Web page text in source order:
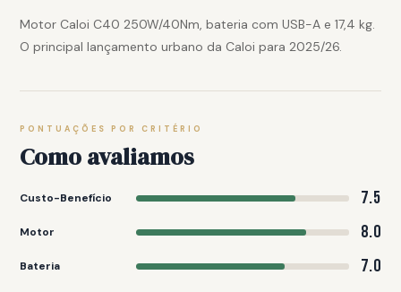
Motor Caloi C40 250W/40Nm, bateria com USB-A e 17,4 kg.
O principal lançamento urbano da Caloi para 2025/26.
PONTUAÇÕES POR CRITÉRIO
Como avaliamos
Custo-Benefício 7.5
Motor 8.0
Bateria
7.0